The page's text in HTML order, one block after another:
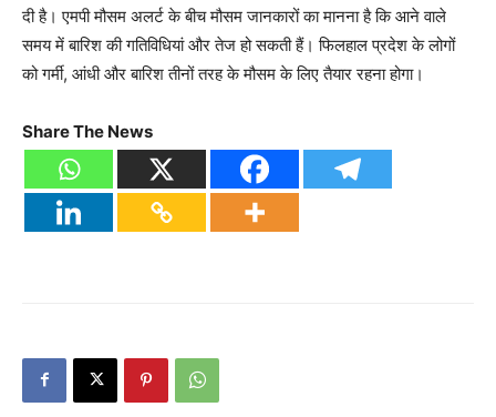
दी है। एमपी मौसम अलर्ट के बीच मौसम जानकारों का मानना है कि आने वाले
समय में बारिश की गतिविधियां और तेज हो सकती हैं। फिलहाल प्रदेश के लोगों
को गर्मी, आंधी और बारिश तीनों तरह के मौसम के लिए तैयार रहना होगा।
Share The News